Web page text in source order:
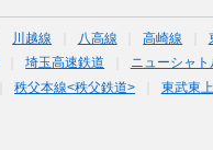
川越線 八高線 高崎線
埼玉高速鉄道 ニューシャ
秩父本線<秩父鉄道> 東武東